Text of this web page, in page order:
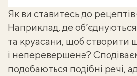
Як ви ставитесь до
Наприклад, де
та круасани, щоб створити
і неперевершене?
подобаються подібні речі,